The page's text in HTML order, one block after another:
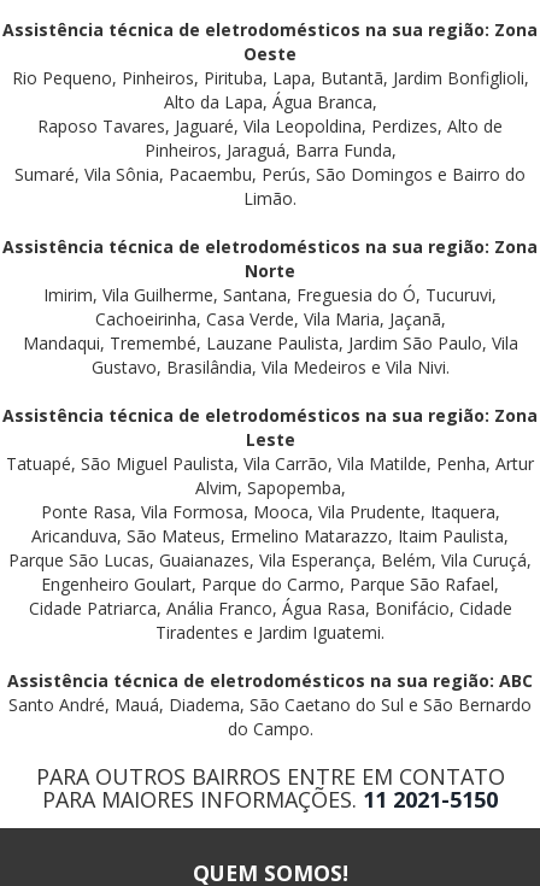
Assistência técnica de eletrodomésticos na sua região: Zona
Oeste
Rio Pequeno, Pinheiros, Pirituba, Lapa, Butantã, Jardim Bonfiglioli,
Alto da Lapa, Água Branca,
Raposo Tavares, Jaguaré, Vila Leopoldina, Perdizes, Alto de
Pinheiros, Jaraguá, Barra Funda,
Sumaré, Vila Sônia, Pacaembu, Perús, São Domingos e Bairro do
Limão.
Assistência técnica de eletrodomésticos na sua região: Zona
Norte
Imirim, Vila Guilherme, Santana, Freguesia do Ó, Tucuruvi,
Cachoeirinha, Casa Verde, Vila Maria, Jaçanã,
Mandaqui, Tremembé, Lauzane Paulista, Jardim São Paulo, Vila
Gustavo, Brasilândia, Vila Medeiros e Vila Nivi.
Assistência técnica de eletrodomésticos na sua região: Zona
Leste
Tatuapé, São Miguel Paulista, Vila Carrão, Vila Matilde, Penha, Artur
Alvim, Sapopemba,
Ponte Rasa, Vila Formosa, Mooca, Vila Prudente, Itaquera,
Aricanduva, São Mateus, Ermelino Matarazzo, Itaim Paulista,
Parque São Lucas, Guaianazes, Vila Esperança, Belém, Vila Curuçá,
Engenheiro Goulart, Parque do Carmo, Parque São Rafael,
Cidade Patriarca, Anália Franco, Água Rasa, Bonifácio, Cidade
Tiradentes e Jardim Iguatemi.
Assistência técnica de eletrodomésticos na sua região: ABC
Santo André, Mauá, Diadema, São Caetano do Sul e São Bernardo
do Campo.
PARA OUTROS BAIRROS ENTRE EM CONTATO
PARA MAIORES INFORMAÇÕES. 11 2021-5150
QUEM SOMOS!